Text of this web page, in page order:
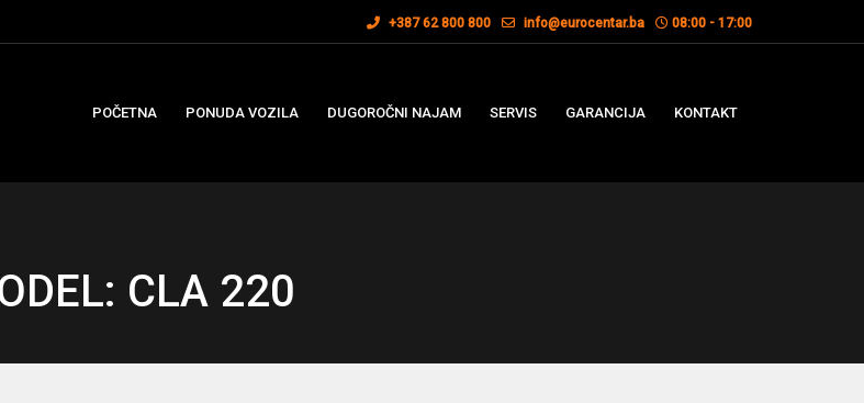
+387 62 800 800 info@eurocentar.ba 08:00 - 17:00
POČETNA PONUDA VOZILA DUGOROČNI NAJAM SERVIS GARANCIJA KONTAKT
CLA 220